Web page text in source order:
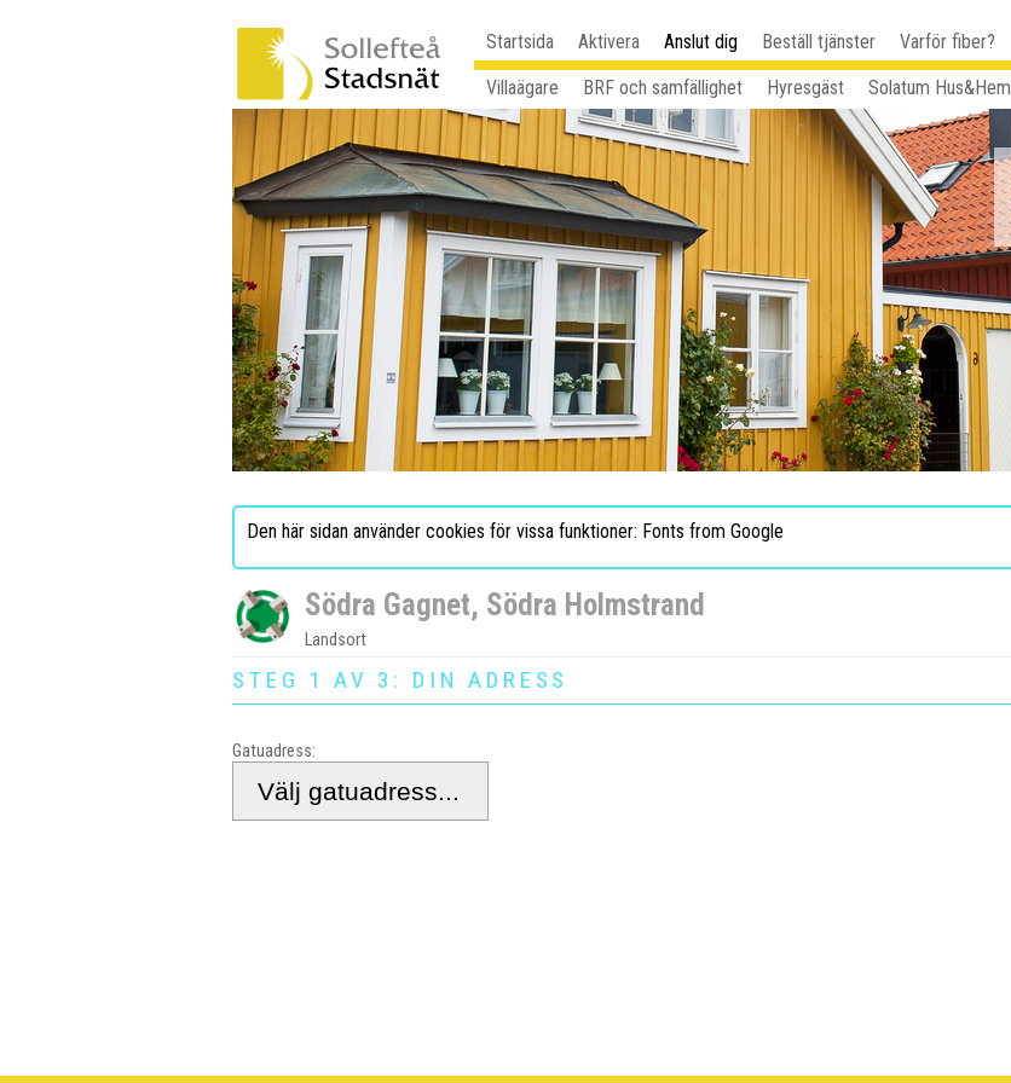
Startsida Aktivera Anslut dig Beställ tjänster Varför fiber?
Villaägare
BRF och samfällighet Hyresgäst Solatum Hus&Hem
Den här sidan använder cookies för vissa funktioner: Fonts from Google
Södra Gagnet, Södra Holmstrand
Landsort
STEG 1 AV 3: DIN ADRESS
Gatuadress: